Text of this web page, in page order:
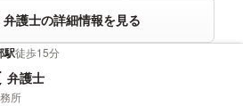
護士の詳細情報を見る
駅徒歩15分
弁護士
所